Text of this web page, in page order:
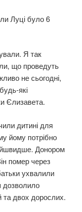
Луці було 6
Я так
що проведуть
не сьогодні,
які
Єлизавета.
дитині для
йому потрібно
Донором
помер через
ухвалили
дозволило
та двох дорослих.